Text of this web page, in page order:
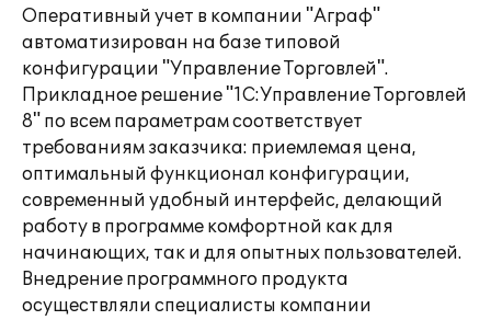
Оперативный учет в компании "Аграф"
автоматизирован на базе типовой
конфигурации "Управление Торговлей".
Прикладное решение "1С:Управление Торговлей
8" по всем параметрам соответствует
требованиям заказчика: приемлемая цена,
оптимальный функционал конфигурации,
современный удобный интерфейс, делающий
работу в программе комфортной как для
начинающих, так и для опытных пользователей.
Внедрение программного продукта
осуществляли специалисты компании